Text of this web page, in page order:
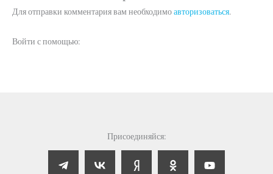
Для отправки комментария вам необходимоавторизоваться.
Войти с помощью:
Присоединяйся: